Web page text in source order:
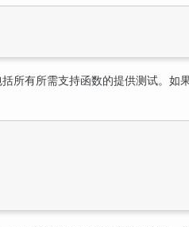
所有所需支持函数的提供测试。如